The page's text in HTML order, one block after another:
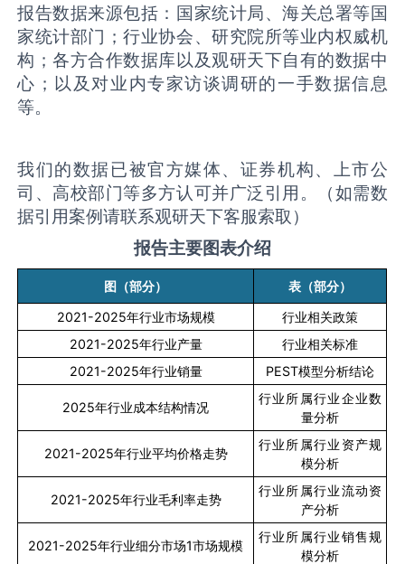
报告数据来源包括：国家统计局、海关总署等国
家统计部门；行业协会、研究院所等业内权威机
构；各方合作数据库以及观研天下自有的数据中
心；以及对业内专家访谈调研的一手数据信息
等。
我们的数据已被官方媒体、证券机构、上市公
司、高校部门等多方认可并广泛引用。（如需数
据引用案例请联系观研天下客服索取）
报告主要图表介绍
图（部分）
表（部分）
2021-2025年行业市场规模
行业相关政策
2021-2025年行业产量
行业相关标准
2021-2025年行业销量 PEST模型分析结论
2025年行业成本结构情况
行业所属行业企业数
量分析
2021-2025年行业平均价格走势
行业所属行业资产规
模分析
2021-2025年行业毛利率走势
行业所属行业流动资
产分析
2021-2025年行业细分市场1市场规模
行业所属行业销售规
模分析